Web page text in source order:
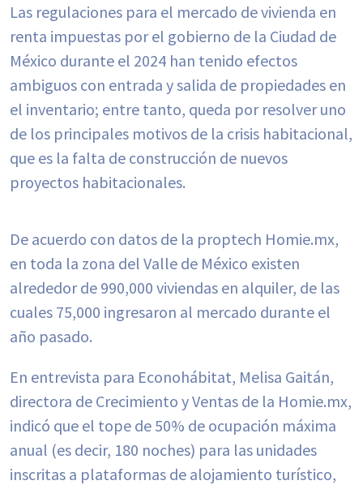
Las regulaciones para el mercado de vivienda en
renta impuestas por el gobierno de la Ciudad de
México durante el 2024 han tenido efectos
ambiguos con entrada y salida de propiedades en
el inventario; entre tanto, queda por resolver uno
de los principales motivos de la crisis habitacional,
que es la falta de construcción de nuevos
proyectos habitacionales.
De acuerdo con datos de la proptech Homie.mx,
en toda la zona del Valle de México existen
alrededor de 990,000 viviendas en alquiler, de las
cuales 75,000 ingresaron al mercado durante el
año pasado.
En entrevista para Econohábitat, Melisa Gaitán,
directora de Crecimiento y Ventas de la Homie.mx,
indicó que el tope de 50% de ocupación máxima
anual (es decir, 180 noches) para las unidades
inscritas a plataformas de alojamiento turístico,